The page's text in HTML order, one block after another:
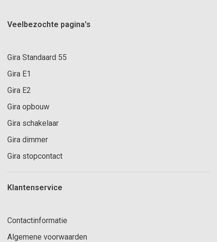
Veelbezochte pagina's
Gira Standaard 55
Gira E1
Gira E2
Gira opbouw
Gira schakelaar
Gira dimmer
Gira stopcontact
Klantenservice
Contactinformatie
Algemene voorwaarden